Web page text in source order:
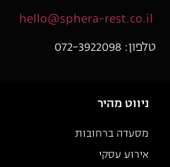
hello@sphera-rest.co.il
טלפון: 072-3922098
ניווט מהיר
מסעדה ברחובות
אירוע עסקי